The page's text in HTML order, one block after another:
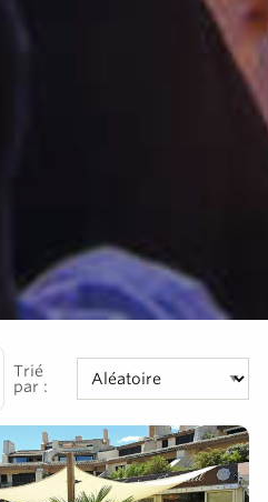
Trié
par :